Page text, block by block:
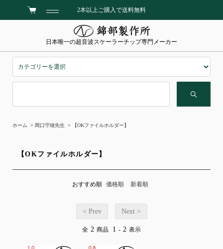
2本以上ご購入で送料無料
日本唯一の超音波スケーラーチップ専門メーカー
ホーム > 岡口守雄先生 > 【OKファイルホルダー】
【OKファイルホルダー】
おすすめ順 価格順 新着順
< Prev Next >
全 2 商品 1 - 2 表示